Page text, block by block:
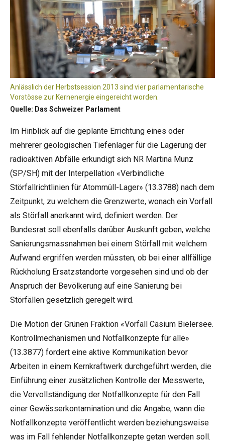
Anlässlich der Herbstsession 2013 sind vier parlamentarische
Vorstösse zur Kernenergie eingereicht worden.
Quelle: Das Schweizer Parlament
Im Hinblick auf die geplante Errichtung eines oder
mehrerer geologischen Tiefenlager für die Lagerung der
radioaktiven Abfälle erkundigt sich NR Martina Munz
(SP/SH) mit der Interpellation «Verbindliche
Störfallrichtlinien für Atommüll-Lager» (13.3788) nach dem
Zeitpunkt, zu welchem die Grenzwerte, wonach ein Vorfall
als Störfall anerkannt wird, definiert werden. Der
Bundesrat soll ebenfalls darüber Auskunft geben, welche
Sanierungsmassnahmen bei einem Störfall mit welchem
Aufwand ergriffen werden müssten, ob bei einer allfällige
Rückholung Ersatzstandorte vorgesehen sind und ob der
Anspruch der Bevölkerung auf eine Sanierung bei
Störfällen gesetzlich geregelt wird.
Die Motion der Grünen Fraktion «Vorfall Cäsium Bielersee.
Kontrollmechanismen und Notfallkonzepte für alle»
(13.3877) fordert eine aktive Kommunikation bevor
Arbeiten in einem Kernkraftwerk durchgeführt werden, die
Einführung einer zusätzlichen Kontrolle der Messwerte,
die Vervollständigung der Notfallkonzepte für den Fall
einer Gewässerkontamination und die Angabe, wann die
Notfallkonzepte veröffentlicht werden beziehungsweise
was im Fall fehlender Notfallkonzepte getan werden soll.